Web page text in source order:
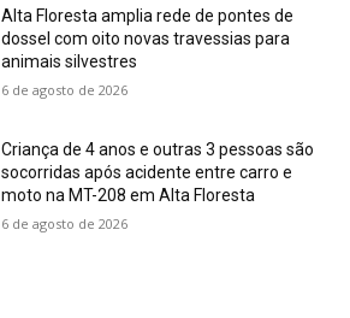
Alta Floresta amplia rede de pontes de
dossel com oito novas travessias para
animais silvestres
6 de agosto de 2026
Criança de 4 anos e outras 3 pessoas são
socorridas após acidente entre carro e
moto na MT-208 em Alta Floresta
6 de agosto de 2026